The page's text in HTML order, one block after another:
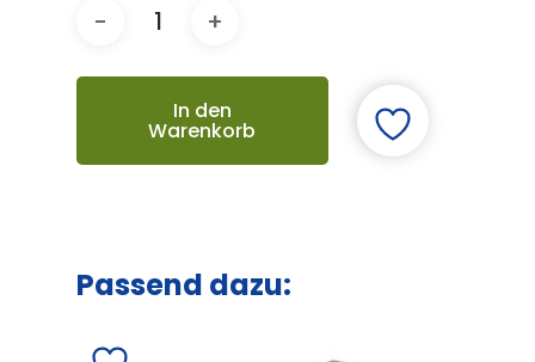
In den
Warenkorb
Passend dazu: